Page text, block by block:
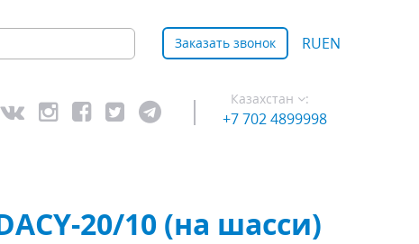
Заказать звонок RUEN
Казахстан :
+7 702 4899998
20/10 (на шасси)